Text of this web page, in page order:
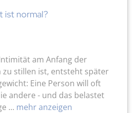
ist normal?
am Anfang der
zu stillen ist, entsteht später
Eine Person will oft
andere - und das belastet
... mehr anzeigen